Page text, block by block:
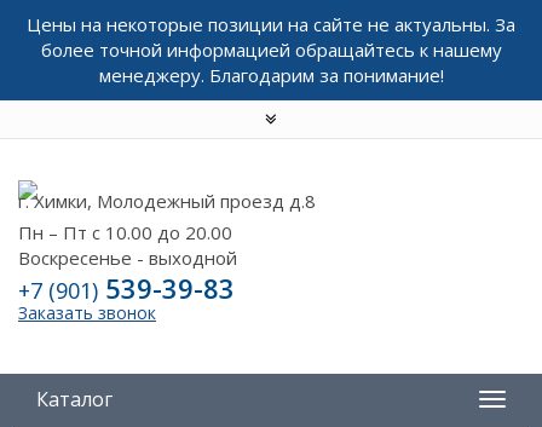
Цены на некоторые позиции на сайте не актуальны. За
более точной информацией обращайтесь к нашему
менеджеру. Благодарим за понимание!
г. Химки, Молодежный проезд д.8
Пн – Пт с 10.00 до 20.00
Воскресенье - выходной
+7 (901) 539-39-83
Заказать звонок
Каталог